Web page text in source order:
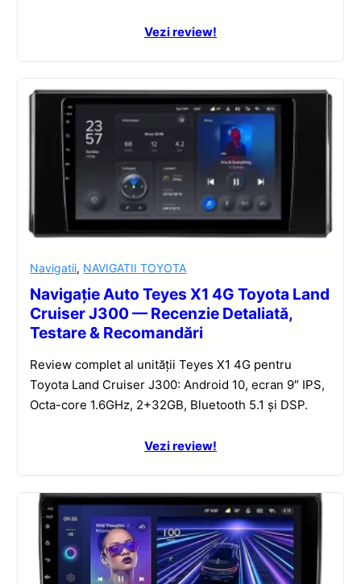
Vezi review!
Navigatii, NAVIGATII TOYOTA
Navigație Auto Teyes X1 4G Toyota Land
Cruiser J300 — Recenzie Detaliată,
Testare & Recomandări
Review complet al unității Teyes X1 4G pentru
Toyota Land Cruiser J300: Android 10, ecran 9″ IPS,
Octa-core 1.6GHz, 2+32GB, Bluetooth 5.1 și DSP.
Vezi review!